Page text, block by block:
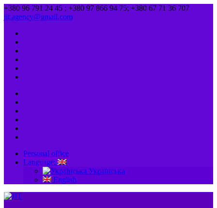
+380 96 791 24 45 ; +380 97 866 94 75; +380 67 71 36 707
jit.agency@gmail.com
Personal office
Language:
Українська
English